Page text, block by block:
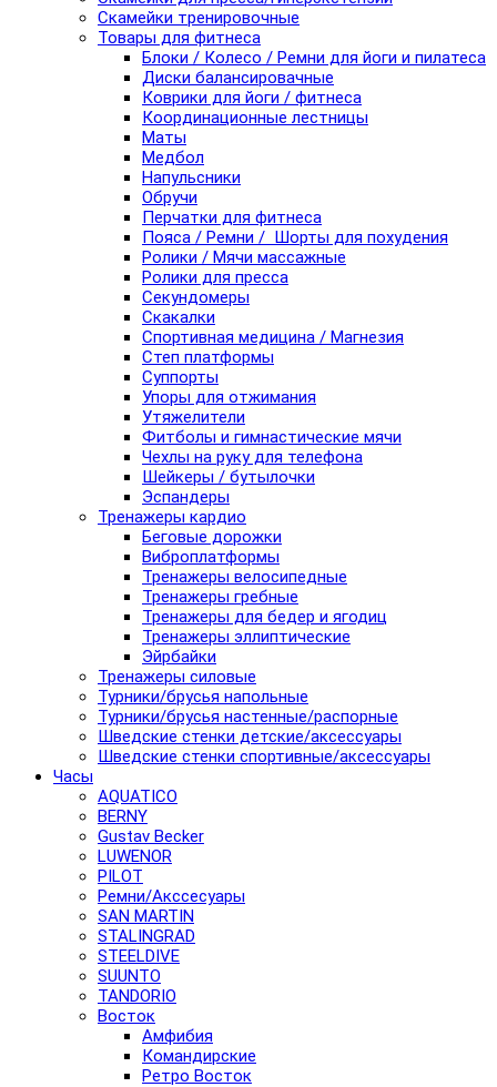
Скамейки тренировочные
Товары для фитнеса
Блоки / Колесо / Ремни для йоги и пилатеса
Диски балансировачные
Коврики для йоги / фитнеса
Координационные лестницы
Маты
Медбол
Напульсники
Обручи
Перчатки для фитнеса
Пояса / Ремни / Шорты для похудения
Ролики / Мячи массажные
Ролики для пресса
Секундомеры
Скакалки
Спортивная медицина / Магнезия
Степ платформы
Суппорты
Упоры для отжимания
Утяжелители
Фитболы и гимнастические мячи
Чехлы на руку для телефона
Шейкеры / бутылочки
Эспандеры
Тренажеры кардио
Беговые дорожки
Виброплатформы
Тренажеры велосипедные
Тренажеры гребные
Тренажеры для бедер и ягодиц
Тренажеры эллиптические
Эйрбайки
Тренажеры силовые
Турники/брусья напольные
Турники/брусья настенные/распорные
Шведские стенки детские/аксессуары
Шведские стенки спортивные/аксессуары
Часы
AQUATICO
BERNY
Gustav Becker
LUWENOR
PILOT
Pемни/Акссесуары
SAN MARTIN
STALINGRAD
STEELDIVE
SUUNTO
TANDORIO
Восток
Амфибия
Командирские
Ретро Восток